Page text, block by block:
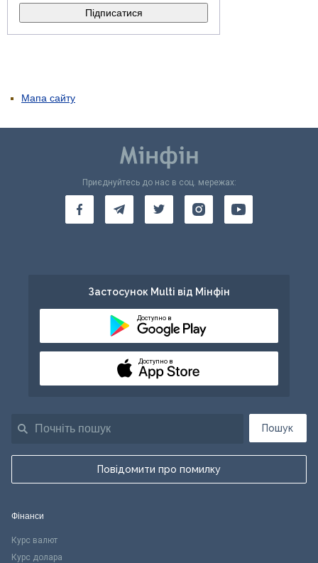
Мапа сайту
Пошук
Повідомити про помилку
Приєднуйтесь до нас в соц. мережах:
Застосунок Multi від Мінфін
Доступно в
Доступно в
Фінанси
Курс валют
Курс долара